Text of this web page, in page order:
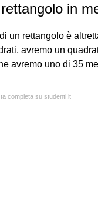
in
un rettangolo è
avremo un
avremo uno di 35
completa su studenti.it